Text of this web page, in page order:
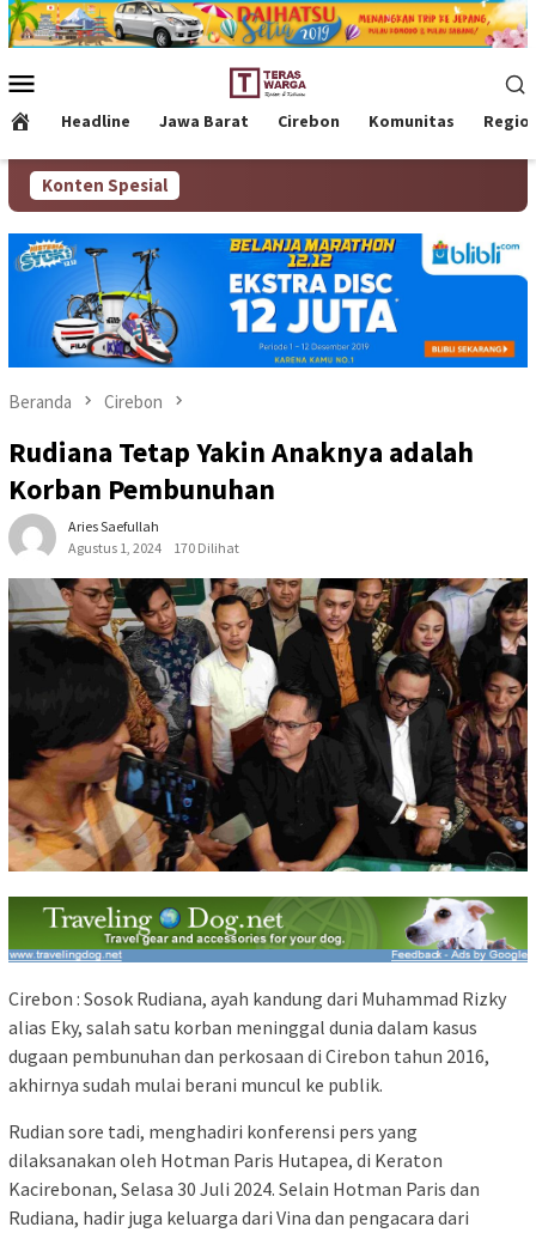
Loncat
ke
Mobile
Headline Jawa Barat Cirebon Komunitas
Konten Spesial
Beranda Cirebon
Rudiana Tetap Yakin Anaknya adalah
Korban Pembunuhan
Aries Saefullah
Agustus 1, 2024
170 Dilihat
Cirebon : Sosok Rudiana, ayah kandung dari Muhammad Rizky
alias Eky, salah satu korban meninggal dunia dalam kasus
dugaan pembunuhan dan perkosaan di Cirebon tahun 2016,
akhirnya sudah mulai berani muncul ke publik.
Rudian sore tadi, menghadiri konferensi pers yang
dilaksanakan oleh Hotman Paris Hutapea, di Keraton
Kacirebonan, Selasa 30 Juli 2024. Selain Hotman Paris dan
Rudiana, hadir juga keluarga dari Vina dan pengacara dari